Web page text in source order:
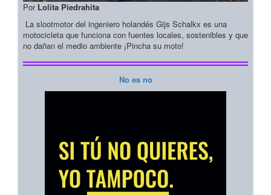
Por Lolita Piedrahita
La slootmotor del ingeniero holandés Gijs Schalkx es una
motocicleta que funciona con fuentes locales, sostenibles y que
no dañan el medio ambiente ¡Pincha su moto!
No es no